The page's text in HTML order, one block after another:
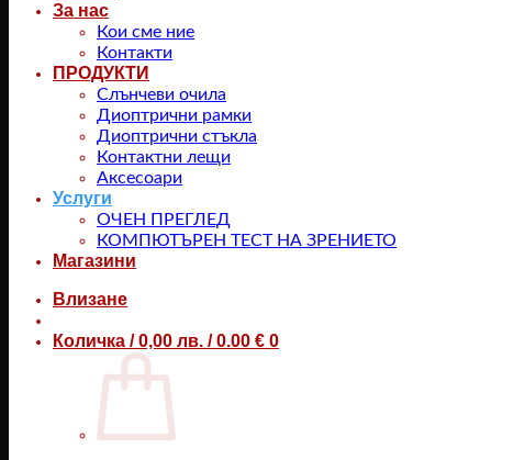
За нас
Кои сме ние
Контакти
ПРОДУКТИ
Слънчеви очила
Диоптрични рамки
Диоптрични стъкла
Контактни лещи
Аксесоари
Услуги
ОЧЕН ПРЕГЛЕД
КОМПЮТЪРЕН ТЕСТ НА ЗРЕНИЕТО
Магазини
Влизане
Количка /0,00 лв. / 0.00 € 0